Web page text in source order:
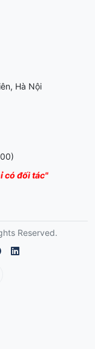
Hà Nội
có đối tác"
Reserved.